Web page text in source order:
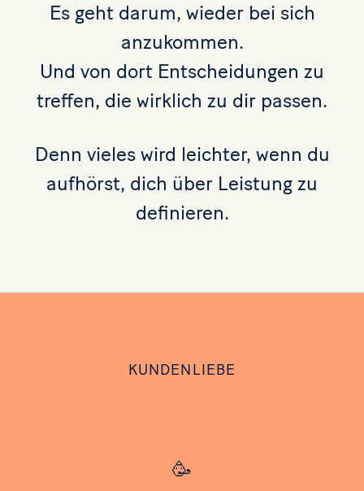
Es geht darum, wieder bei sich
anzukommen.
Und von dort Entscheidungen zu
treffen, die wirklich zu dir passen.
Denn vieles wird leichter, wenn du
aufhörst, dich über Leistung zu
definieren.
KUNDENLIEBE
🥳